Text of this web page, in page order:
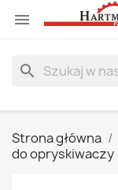

search
Strona główna
do opryskiwaczy